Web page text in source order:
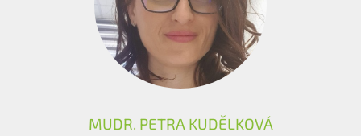
MUDR. PETRA KUDĚLKOVÁ